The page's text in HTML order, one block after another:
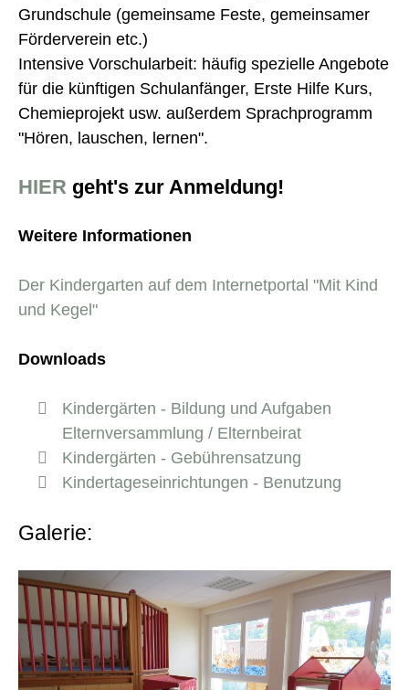
Grundschule (gemeinsame Feste, gemeinsamer
Förderverein etc.)
Intensive Vorschularbeit: häufig spezielle Angebote
für die künftigen Schulanfänger, Erste Hilfe Kurs,
Chemieprojekt usw. außerdem Sprachprogramm
"Hören, lauschen, lernen".
HIER geht's zur Anmeldung!
Weitere Informationen
Der Kindergarten auf dem Internetportal "Mit Kind
und Kegel"
Downloads
Kindergärten - Bildung und Aufgaben
Elternversammlung / Elternbeirat
Kindergärten - Gebührensatzung
Kindertageseinrichtungen - Benutzung
Galerie: